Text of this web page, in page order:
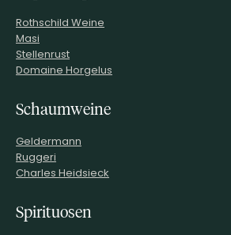
Rothschild Weine
Masi
Stellenrust
Domaine Horgelus
Schaumweine
Geldermann
Ruggeri
Charles Heidsieck
Spirituosen